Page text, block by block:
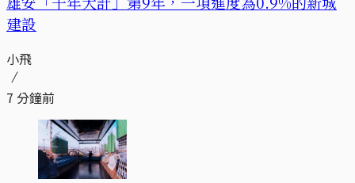
建設
小飛
7 分鐘前